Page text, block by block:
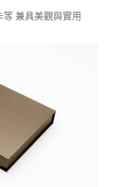
兼具美觀與實用